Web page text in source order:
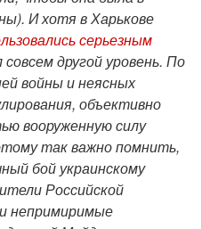
И хотя в Харькове
серьезным
другой уровень. По
войны и неясных
объективно
вооруженную силу
так важно помнить,
бой украинскому
Российской
непримиримые